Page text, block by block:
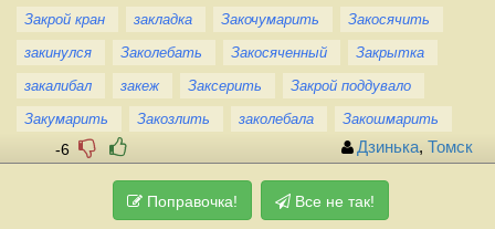
Закрой кран закладка Закочумарить
Закосячить
закинулся
Заколебать Закосяченный
Закрытка
закалибал
закеж Заксерить
Закрой поддувало
Закумарить
Закозлить заколебала Закошмарить
-6 Дзинька, Томск
Поправочка! Все не так!